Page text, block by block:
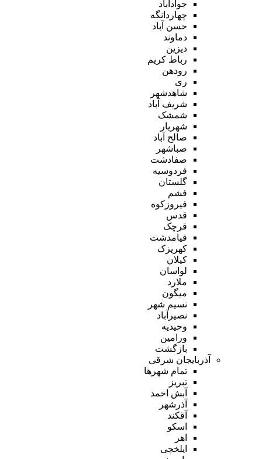
جوادآباد
چهاردانگه
حسن آباد
دماوند
دیزین
رباط کریم
رودهن
ری
شاهدشهر
شریف آباد
شمشک
شهریار
صالح آباد
صباشهر
صفادشت
فردوسیه
گلستان
فشم
فیروزکوه
قدس
قرچک
قیامدشت
کهریزک
کیلان
لواسان
ملارد
میگون
نسیم شهر
نصیرآباد
وحیدیه
ورامین
بازگشت
آذربایجان شرقی
تمام شهر‌ها
تبریز
آبش احمد
آذرشهر
آقکند
اسکو
اهر
ایلخچی